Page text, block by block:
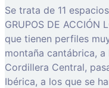
Se trata de 11
GRUPOS DE
que tienen perfiles
montaña cantábrica,
Cordillera Central,
Ibérica, a los que se